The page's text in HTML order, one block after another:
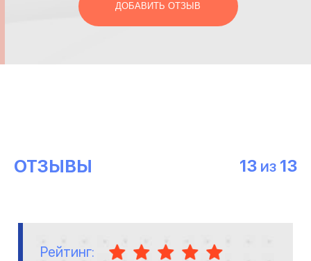
ДОБАВИТЬ ОТЗЫВ
ОТЗЫВЫ 13 ИЗ 13
Рейтинг: